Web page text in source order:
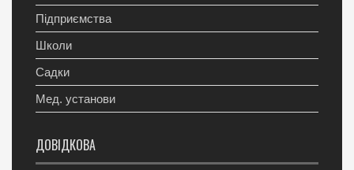
Підприємства
Школи
Садки
Мед. установи
ДОВІДКОВА